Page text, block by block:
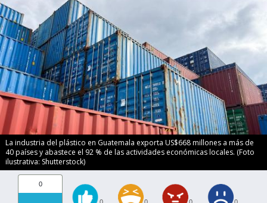
La industria del plástico en Guatemala exporta US$668 millones a más de
40 países y abastece el 92 % de las actividades económicas locales. (Foto
ilustrativa: Shutterstock)
0